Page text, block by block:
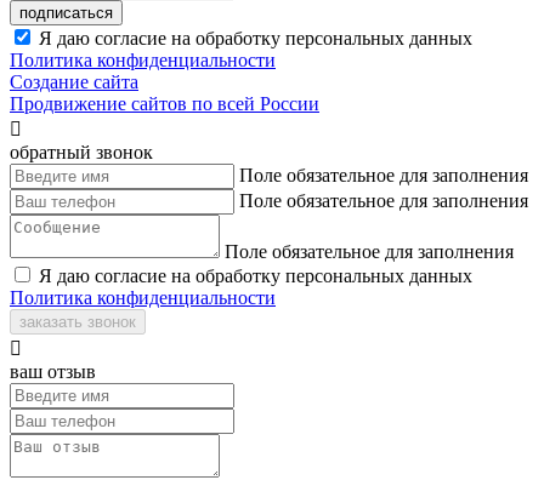
подписаться
Я даю согласие на обработку персональных данных
Политика конфиденциальности
Создание сайта
Продвижение сайтов по всей России

обратный звонок
Поле обязательное для заполнения
Поле обязательное для заполнения
Поле обязательное для заполнения
Я даю согласие на обработку персональных данных
Политика конфиденциальности
заказать звонок

ваш отзыв